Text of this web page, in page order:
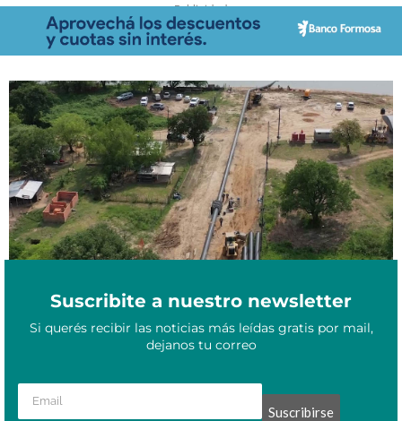
- Publicidad -
Formosa: ¿Qué características tendrá el Acueducto para el
Desarrollo Social y Productivo?
Julio 12, 2023
Suscribite a nuestro newsletter
Si querés recibir las noticias más leídas gratis por mail,
dejanos tu correo
Suscribirse